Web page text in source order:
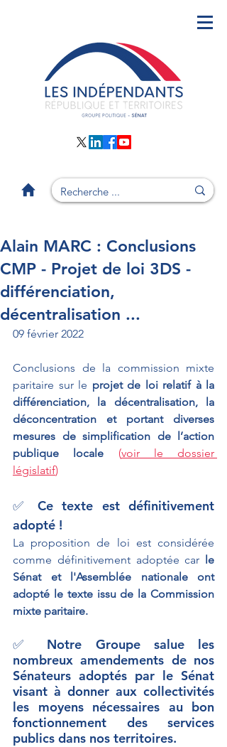
Alain MARC : Conclusions
CMP - Projet de loi 3DS -
différenciation,
décentralisation ...
09 février 2022
Conclusions de la commission mixte
paritaire sur le projet de loi relatif à la
différenciation, la décentralisation, la
déconcentration et portant diverses
mesures de simplification de l’action
publique locale (voir le dossier
législatif)
✅ Ce texte est définitivement
adopté !
La proposition de loi est considérée
comme définitivement adoptée car le
Sénat et l'Assemblée nationale ont
adopté le texte issu de la Commission
mixte paritaire.
✅ Notre Groupe salue les
nombreux amendements de nos
Sénateurs adoptés par le Sénat
visant à donner aux collectivités
les moyens nécessaires au bon
fonctionnement des services
publics dans nos territoires.